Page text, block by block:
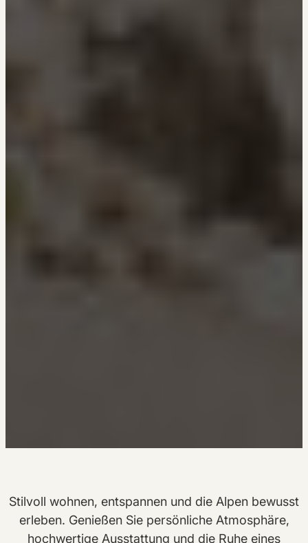
Stilvoll wohnen, entspannen und die Alpen bewusst
erleben. Genießen Sie persönliche Atmosphäre,
hochwertige Ausstattung und die Ruhe eines